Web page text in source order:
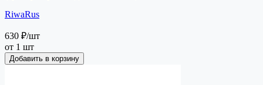
RiwaRus
630 ₽/шт
от 1 шт
Добавить в корзину